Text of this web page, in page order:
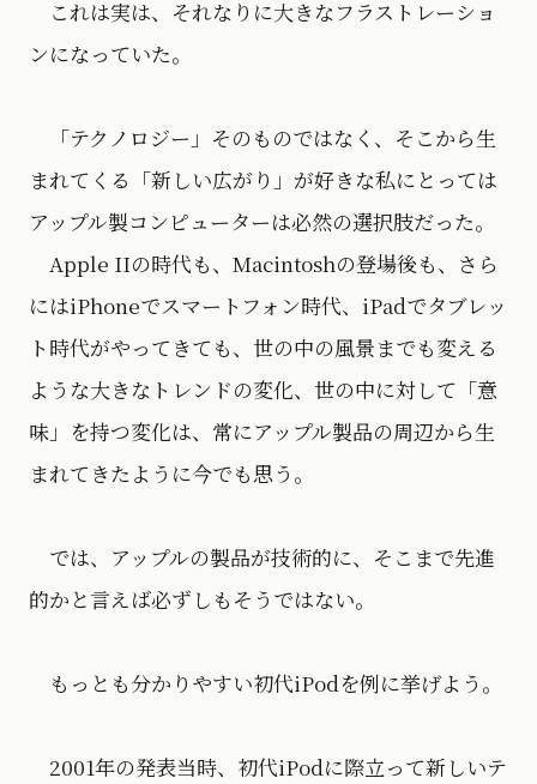
これは実は、それなりに大きなフラストレーショ
ンになっていた。
「テクノロジー」そのものではなく、そこから生
まれてくる「新しい広がり」が好きな私にとっては
アップル製コンピューターは必然の選択肢だった。
Apple IIの時代も、Macintoshの登場後も、さら
にはiPhoneでスマートフォン時代、iPadでタブレッ
ト時代がやってきても、世の中の風景までも変える
ような大きなトレンドの変化、世の中に対して「意
味」を持つ変化は、常にアップル製品の周辺から生
まれてきたように今でも思う。
では、アップルの製品が技術的に、そこまで先進
的かと言えば必ずしもそうではない。
もっとも分かりやすい初代iPodを例に挙げよう。
2001年の発表当時、初代iPodに際立って新しいテ